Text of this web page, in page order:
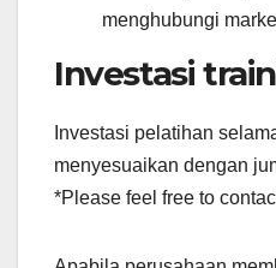
menghubungi
Investasi
Investasi pelatihan
menyesuaikan dengan
*Please feel free to